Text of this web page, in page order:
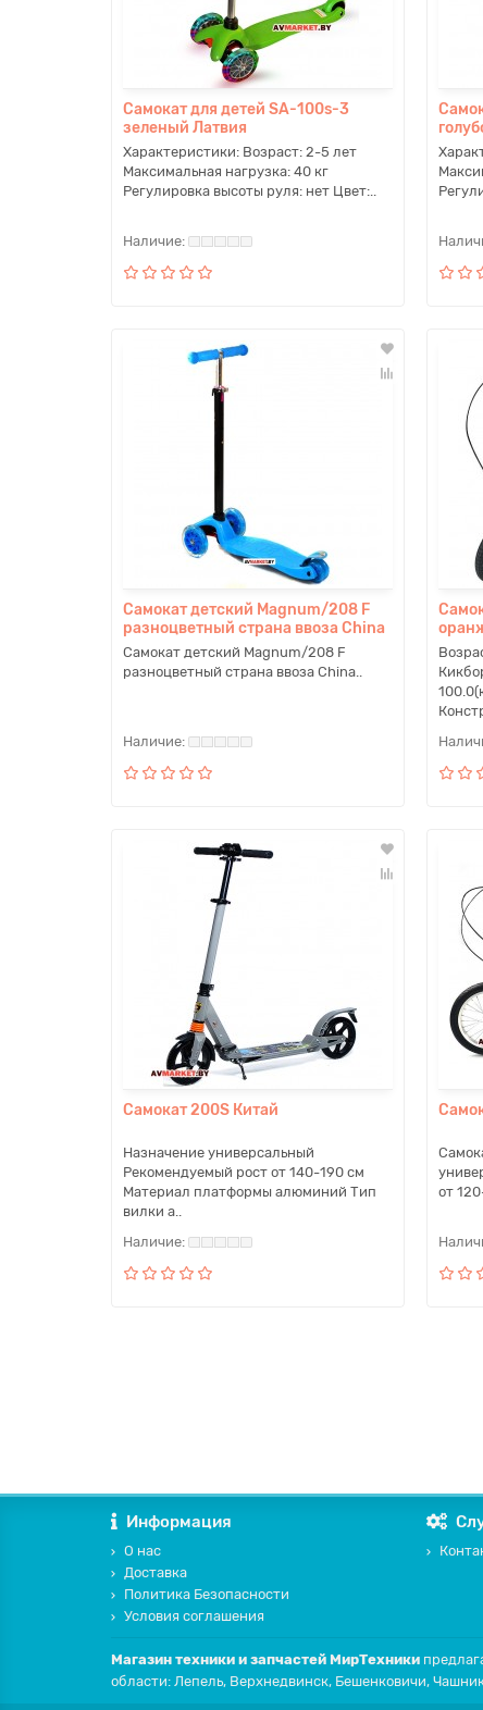
Самокат для детей SA-100s-3
зеленый Латвия
Характеристики: Возраст: 2-5 лет
Максимальная нагрузка: 40 кг
Регулировка высоты руля: нет Цвет:..
Самокат детский Magnum/208 F
разноцветный страна ввоза China
Самокат детский Magnum/208 F
разноцветный страна ввоза China..
Самокат 200S Китай
Назначение универсальный
Рекомендуемый рост от 140-190 см
Материал платформы алюминий Тип
вилки а..
от
Информация
О нас
Доставка
Политика Безопасности
Условия соглашения
Магазин техники и запчастей МирТехники
области: Лепель, Верхнедвинск, Бешенковичи,